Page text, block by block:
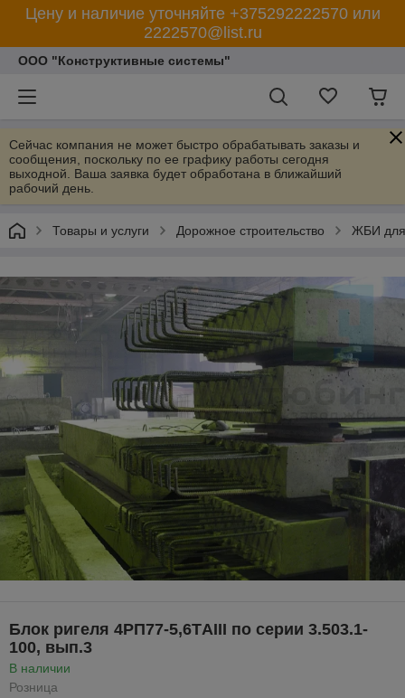
Цену и наличие уточняйте +375292222570 или
2222570@list.ru
ООО "Конструктивные системы"
Сейчас компания не может быстро обрабатывать заказы и
сообщения, поскольку по ее графику работы сегодня
выходной. Ваша заявка будет обработана в ближайший
рабочий день.
Товары и услуги Дорожное строительство ЖБИ для
Блок ригеля 4РП77-5,6ТAIII по серии 3.503.1-
100, вып.3
В наличии
Розница